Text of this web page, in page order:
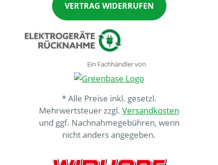
VERTRAG WIDERRUFEN
Ein Fachhändler von
* Alle Preise inkl. gesetzl.
Mehrwertsteuer zzgl. Versandkosten
und ggf. Nachnahmegebühren, wenn
nicht anders angegeben.